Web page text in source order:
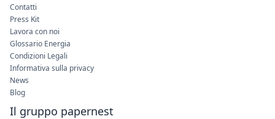
Contatti
Press Kit
Lavora con noi
Glossario Energia
Condizioni Legali
Informativa sulla privacy
News
Blog
Il gruppo papernest